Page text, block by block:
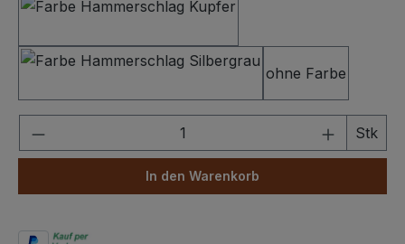
Hammerschlag Silbergrau
ohne Farbe
Produkt Anzahl: Gib den Stk
In den Warenkorb